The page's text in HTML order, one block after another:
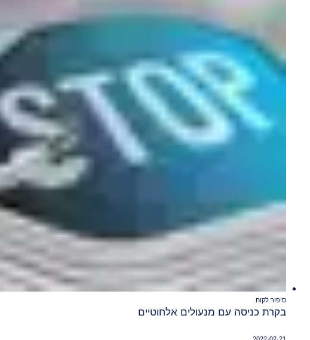
סיפור לקוח
בקרת כניסה עם מנעולים אלחוטיים